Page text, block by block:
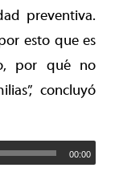
preventiva.
esto que es
por qué no
concluyó
00:00